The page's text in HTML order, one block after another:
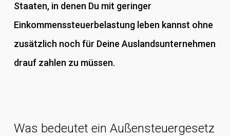
Staaten, in denen Du mit geringer
Einkommenssteuerbelastung leben kannst ohne
zusätzlich noch für Deine Auslandsunternehmen
drauf zahlen zu müssen.
Was bedeutet ein Außensteuergesetz